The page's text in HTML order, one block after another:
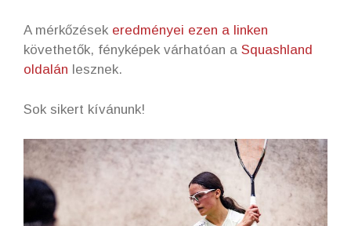
A mérkőzések eredményei ezen a linken
követhetők, fényképek várhatóan a Squashland
oldalán lesznek.
Sok sikert kívánunk!